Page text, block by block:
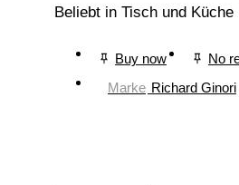
Beliebt in Tisch und Küche
Buy now No
Marke Richard Ginori